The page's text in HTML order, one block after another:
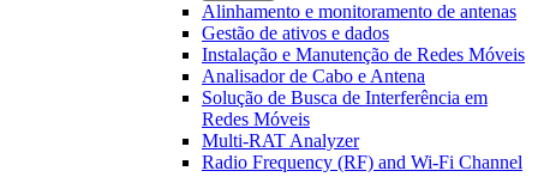
Alinhamento e monitoramento de antenas
Gestão de ativos e dados
Instalação e Manutenção de Redes Móveis
Analisador de Cabo e Antena
Solução de Busca de Interferência em
Redes Móveis
Multi-RAT Analyzer
Radio Frequency (RF) and Wi-Fi Channel